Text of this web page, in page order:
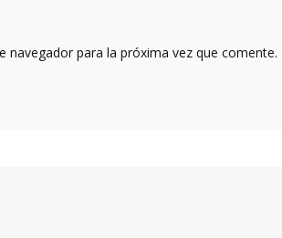
para la próxima vez que comente.